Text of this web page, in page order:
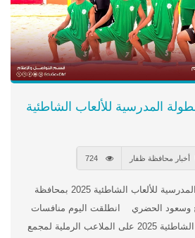
المدرسية للألعاب الشاطئية
أخبار محافظة ظفار
انطلاق منافسات البطولة المدرسية للألعاب الشاطئية 2025 بمحافظة
وسعود الحضري انطلقت اليوم منافسات
البطولة المدرسية للألعاب الشاطئية 2025 على الملاعب الرملية لمجمع